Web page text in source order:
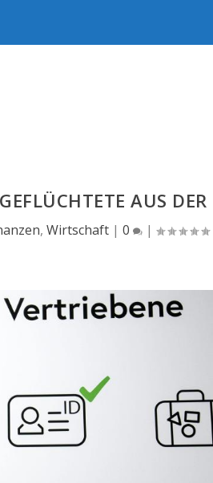
AUS
,Wirtschaft |0 |